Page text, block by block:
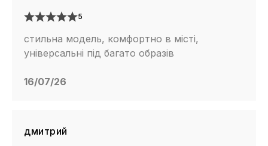
5
стильна модель, комфортно в місті,
універсальні під багато образів
16/07/26
дмитрий